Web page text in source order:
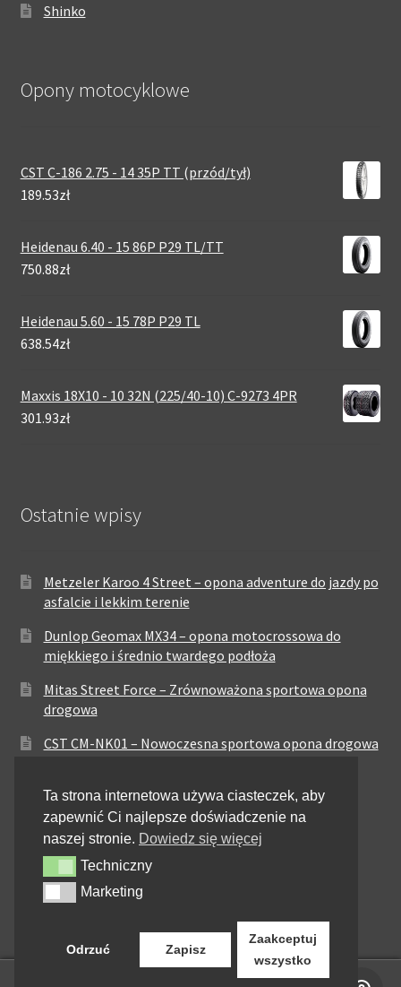
Shinko
Opony motocyklowe
CST C-186 2.75 - 14 35P TT (przód/tył)
189.53zł
Heidenau 6.40 - 15 86P P29 TL/TT
750.88zł
Heidenau 5.60 - 15 78P P29 TL
638.54zł
Maxxis 18X10 - 10 32N (225/40-10) C-9273 4PR
301.93zł
Ostatnie wpisy
Metzeler Karoo 4 Street – opona adventure do jazdy po
asfalcie i lekkim terenie
Dunlop Geomax MX34 – opona motocrossowa do
miękkiego i średnio twardego podłoża
Mitas Street Force – Zrównoważona sportowa opona
drogowa
CST CM-NK01 – Nowoczesna sportowa opona drogowa
zrównoważonych osiągach
Pirelli City Demon – Niezawodność w codziennej
jeździe miejskiej
Metzeler Perfect ME77 – Klasyczna opona o
zrównoważonych właściwościach
Ta strona internetowa używa ciasteczek, aby
zapewnić Ci najlepsze doświadczenie na
naszej stronie. Dowiedz się więcej
Techniczny
Techniczny
MarketingMarketing
Odrzuć Zapisz
Zaakceptuj
wszystko